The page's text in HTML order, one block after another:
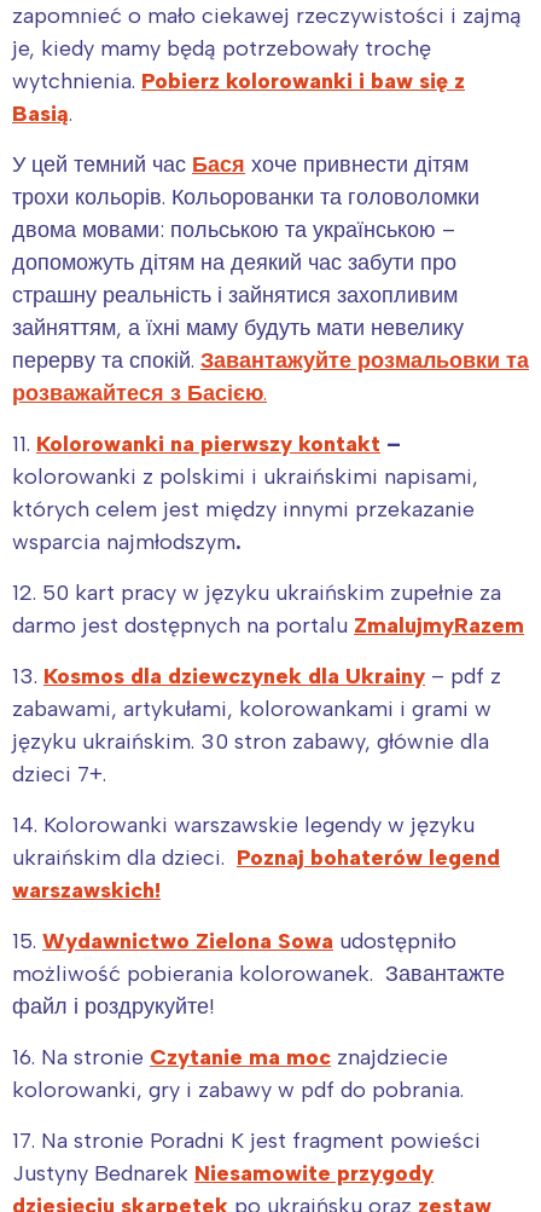
zapomnieć o mało ciekawej rzeczywistości i zajmą
je, kiedy mamy będą potrzebowały trochę
wytchnienia. Pobierz kolorowanki i baw się z
Basią.
У цей темний час Бася хоче привнести дітям
трохи кольорів. Кольорованки та головоломки
двома мовами: польською та українською –
допоможуть дітям на деякий час забути про
страшну реальність і зайнятися захопливим
зайняттям, а їхні маму будуть мати невелику
перерву та спокій. Завантажуйте розмальовки та
розважайтеся з Басією.
11. Kolorowanki na pierwszy kontakt –
kolorowanki z polskimi i ukraińskimi napisami,
których celem jest między innymi przekazanie
wsparcia najmłodszym.
12. 50 kart pracy w języku ukraińskim zupełnie za
darmo jest dostępnych na portalu ZmalujmyRazem
13. Kosmos dla dziewczynek dla Ukrainy – pdf z
zabawami, artykułami, kolorowankami i grami w
języku ukraińskim. 30 stron zabawy, głównie dla
dzieci 7+.
14. Kolorowanki warszawskie legendy w języku
ukraińskim dla dzieci. Poznaj bohaterów legend
warszawskich!
15. Wydawnictwo Zielona Sowa udostępniło
możliwość pobierania kolorowanek. Завантажте
файл і роздрукуйте!
16. Na stronie Czytanie ma moc znajdziecie
kolorowanki, gry i zabawy w pdf do pobrania.
17. Na stronie Poradni K jest fragment powieści
Justyny Bednarek Niesamowite przygody
dziesięciu skarpetek po ukraińsku oraz zestaw
Interesują mnie wydarzenia z